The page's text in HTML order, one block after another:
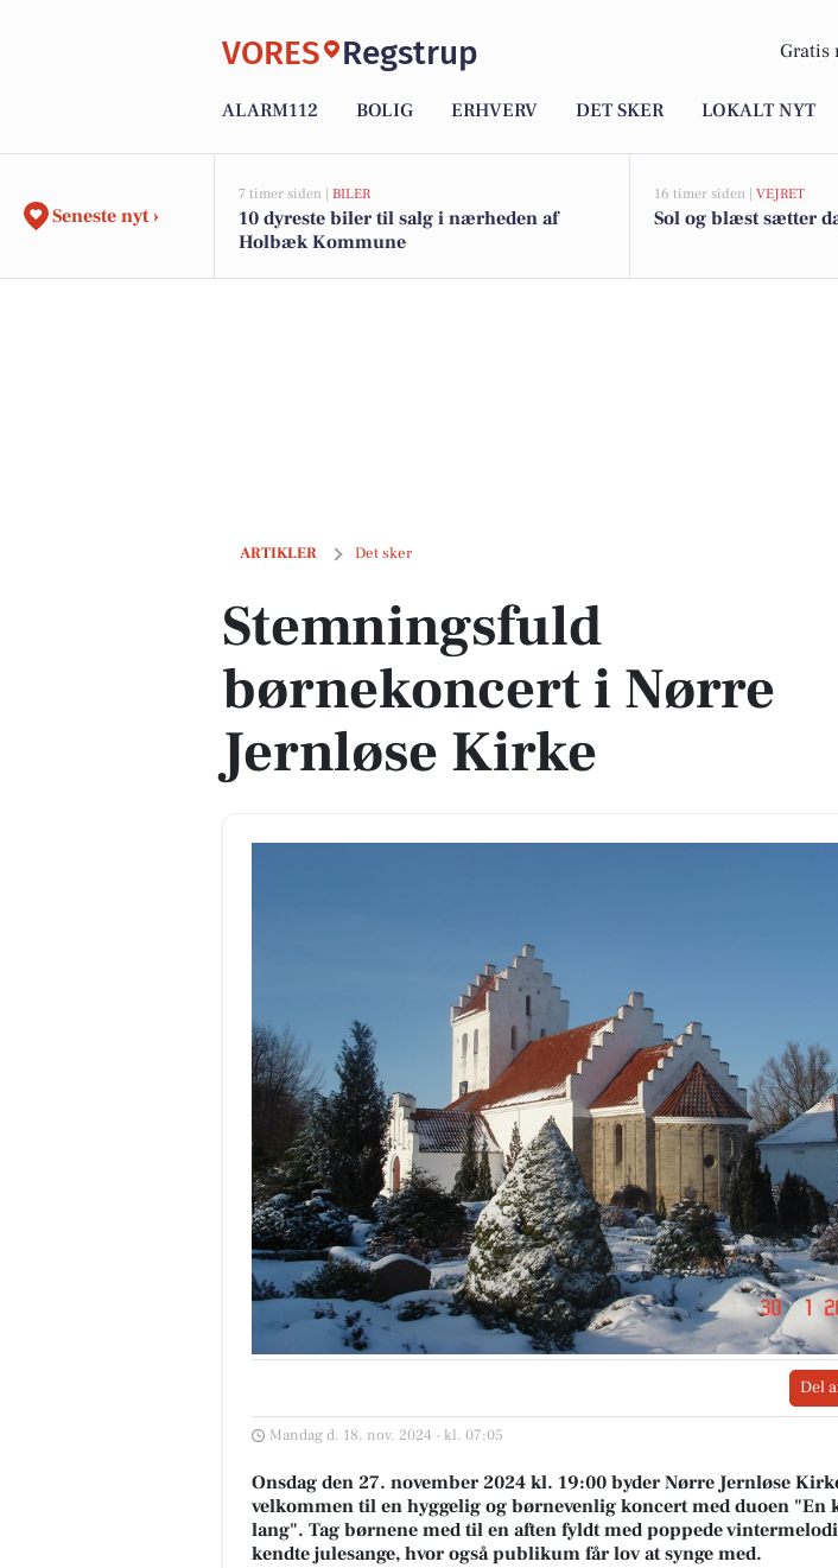
VORES Regstrup Gratis
ALARM112 BOLIG ERHVERV DET SKER LOKALT NYT
Seneste nyt ›
7 timer siden | BILER
10 dyreste biler til salg i nærheden af
Holbæk Kommune
16 timer siden | VEJRET
Sol og blæst sætter
ARTIKLER Det sker
Stemningsfuld børnekoncert i Nørre Jernløse Kirke
Stemningsfuld
børnekoncert i Nørre
Jernløse Kirke
Del
Mandag d. 18. nov. 2024 - kl. 07:05
Onsdag den 27. november 2024 kl. 19:00 byder Nørre Jernløse
velkommen til en hyggelig og børnevenlig koncert med duoen "En
lang". Tag børnene med til en aften fyldt med poppede
kendte julesange, hvor også publikum får lov at synge med.